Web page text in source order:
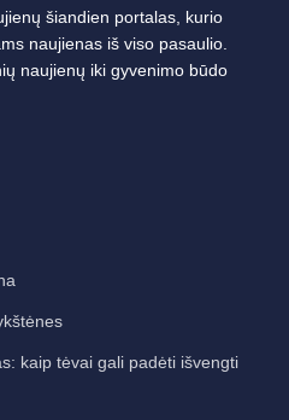
šiandien portalas, kurio
naujienas iš viso pasaulio.
naujienų iki gyvenimo būdo
kaip tėvai gali padėti išvengti